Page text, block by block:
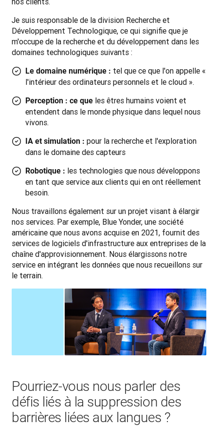
Je suis responsable de la division Recherche et
Développement Technologique, ce qui signifie que je
m'occupe de la recherche et du développement dans les
domaines technologiques suivants :
Le domaine numérique : tel que ce que l'on appelle «
l'intérieur des ordinateurs personnels et le cloud ».
Perception : ce que les êtres humains voient et
entendent dans le monde physique dans lequel nous
vivons.
IA et simulation : pour la recherche et l'exploration
dans le domaine des capteurs
Robotique : les technologies que nous développons
en tant que service aux clients qui en ont réellement
besoin.
Nous travaillons également sur un projet visant à élargir
nos services. Par exemple, Blue Yonder, une société
américaine que nous avons acquise en 2021, fournit des
services de logiciels d'infrastructure aux entreprises de la
chaîne d'approvisionnement. Nous élargissons notre
service en intégrant les données que nous recueillons sur
le terrain.
Pourriez-vous nous parler des
défis liés à la suppression des
barrières liées aux langues ?